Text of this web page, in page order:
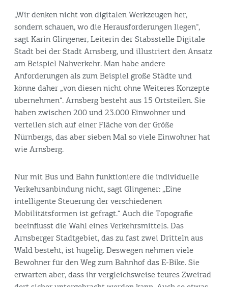
„Wir denken nicht von digitalen Werkzeugen her,
sondern schauen, wo die Herausforderungen liegen“,
sagt Karin Glingener, Leiterin der Stabsstelle Digitale
Stadt bei der Stadt Arnsberg, und illustriert den Ansatz
am Beispiel Nahverkehr. Man habe andere
Anforderungen als zum Beispiel große Städte und
könne daher „von diesen nicht ohne Weiteres Konzepte
übernehmen“. Arnsberg besteht aus 15 Ortsteilen. Sie
haben zwischen 200 und 23.000 Einwohner und
verteilen sich auf einer Fläche von der Größe
Nürnbergs, das aber sieben Mal so viele Einwohner hat
wie Arnsberg.
Nur mit Bus und Bahn funktioniere die individuelle
Verkehrsanbindung nicht, sagt Glingener: „Eine
intelligente Steuerung der verschiedenen
Mobilitätsformen ist gefragt.“ Auch die Topografie
beeinflusst die Wahl eines Verkehrsmittels. Das
Arnsberger Stadtgebiet, das zu fast zwei Dritteln aus
Wald besteht, ist hügelig. Deswegen nehmen viele
Bewohner für den Weg zum Bahnhof das E-Bike. Sie
erwarten aber, dass ihr vergleichsweise teures Zweirad